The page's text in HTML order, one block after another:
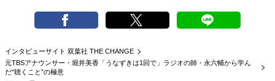
インタビューサイト 双葉社 THE CHANGE
元TBSアナウンサー・堀井美香「うなずきは1回で」ラジオの師・永六輔から学ん
だ“聴くこと”の極意